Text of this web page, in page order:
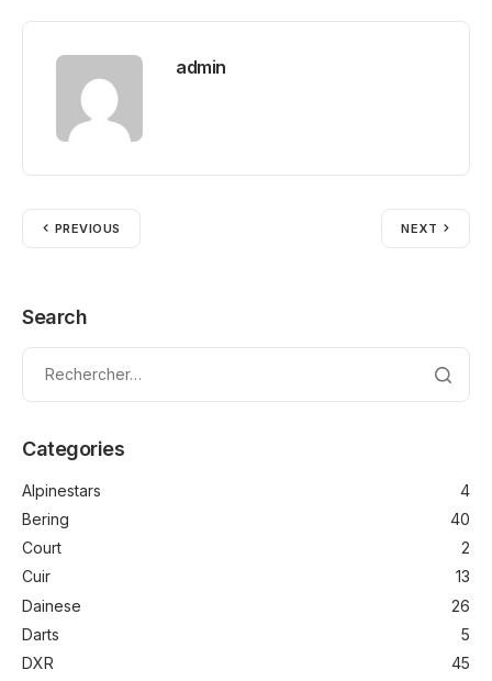
admin
PREVIOUS NEXT
Search
Categories
Alpinestars
4
Bering
40
Court
2
Cuir
13
Dainese
26
Darts
5
DXR
45